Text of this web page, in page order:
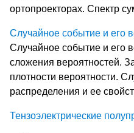
ортопроекторах. Спектр
Случайное событие и его
Случайное событие и его
сложения вероятностей.
плотности вероятности.
распределения и ее
Тензоэлектрические